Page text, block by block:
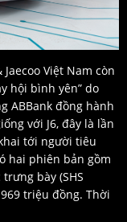
Việt Nam còn
hội bình yên” do
ABBank đồng hành
với J6, đây là lần
tới người tiêu
hai phiên bản gồm
bày (SHS
triệu đồng. Thời